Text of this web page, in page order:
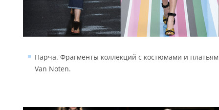
Парча. Фрагменты коллекций с костюмами и
Van Noten.